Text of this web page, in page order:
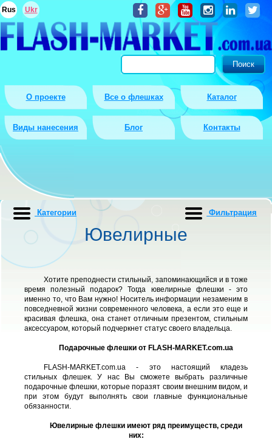
О проекте Все о флешках Каталог
Виды нанесения Блог Контакты
Rus Ukr
Ювелирные
Хотите преподнести стильный, запоминающийся и в тоже
время полезный подарок? Тогда ювелирные флешки - это
именно то, что Вам нужно! Носитель информации незаменим в
повседневной жизни современного человека, а если это еще и
красивая флешка, она станет отличным презентом, стильным
аксессуаром, который подчеркнет статус своего владельца.
Подарочные флешки от FLASH-MARKET.com.ua
FLASH-MARKET.com.ua - это настоящий кладезь
стильных флешек. У нас Вы сможете выбрать различные
подарочные флешки, которые поразят своим внешним видом, и
при этом будут выполнять свои главные функциональные
обязанности.
Ювелирные флешки имеют ряд преимуществ, среди
них:
Категории Фильтрация